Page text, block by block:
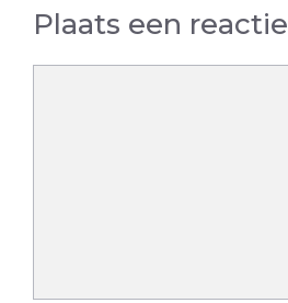
Plaats een reactie